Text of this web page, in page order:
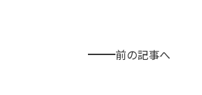
前の記事へ